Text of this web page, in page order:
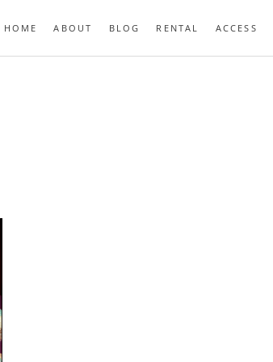
HOME ABOUT BLOG RENTAL ACCESS